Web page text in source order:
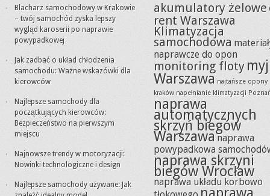
Blacharz samochodowy w Krakowie
– twój samochód zyska lepszy
wygląd karoserii po naprawie
powypadkowej
Jak zadbać o układ chłodzenia
samochodu: Ważne wskazówki dla
kierowców
Najlepsze samochody dla
początkujących kierowców:
Bezpieczeństwo na pierwszym
miejscu
Najnowsze trendy w motoryzacji:
Nowinki technologiczne i design
Najlepsze samochody używane: Jak
akumulatory żelowe
rent Warszawa
Klimatyzacja
samochodowa
naprawcze do opon
monitoring floty
Warszawa najtańsze opony
kraków napełnianie klimatyzacji
naprawa
automatycznych
skrzyń biegów
Warszawa naprawa
powypadkowa
naprawa skrzyni
biegów Wrocław
naprawa układu korbowo